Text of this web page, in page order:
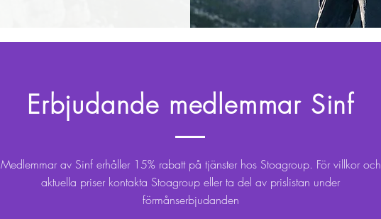
Erbjudande medlemmar Sinf
Medlemmar av Sinf erhåller 15% rabatt på tjänster hos Stoagroup. För villkor och
aktuella priser kontakta Stoagroup eller ta del av prislistan under
förmånserbjudanden